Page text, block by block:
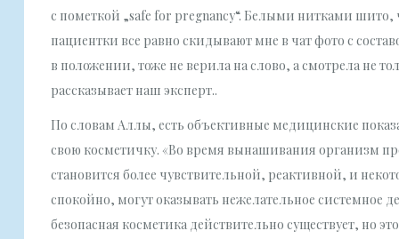
с пометкой „safe for pregnancy“. Белыми нитками
пациентки все равно скидывают мне в чат фото с
в положении, тоже не верила на слово, а смотрела не
рассказывает наш эксперт..
По словам Аллы, есть объективные медицинские
свою косметичку. «Во время вынашивания организм
становится более чувствительной, реактивной, и
спокойно, могут оказывать нежелательное системное
безопасная косметика действительно существует, но